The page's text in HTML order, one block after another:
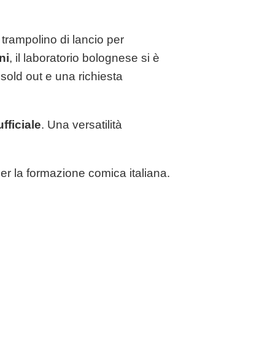
di lancio per
, il laboratorio bolognese si è
out e una richiesta
. Una versatilità
la formazione comica italiana.